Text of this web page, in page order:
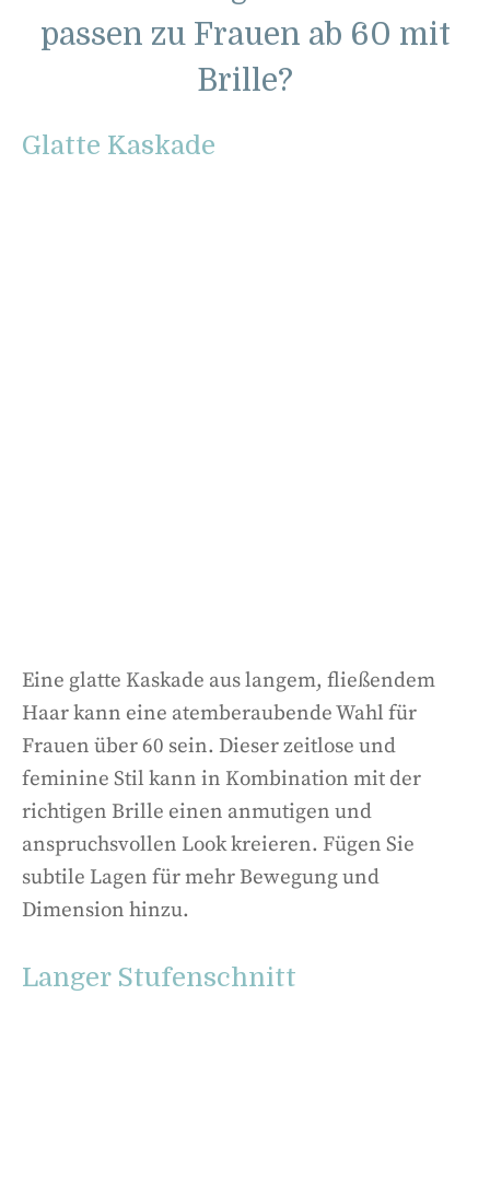
passen zu Frauen ab 60 mit
Brille?
Glatte Kaskade
Eine glatte Kaskade aus langem, fließendem
Haar kann eine atemberaubende Wahl für
Frauen über 60 sein. Dieser zeitlose und
feminine Stil kann in Kombination mit der
richtigen Brille einen anmutigen und
anspruchsvollen Look kreieren. Fügen Sie
subtile Lagen für mehr Bewegung und
Dimension hinzu.
Langer Stufenschnitt